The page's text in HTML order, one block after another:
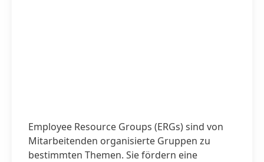
Employee Resource Groups (ERGs) sind von
Mitarbeitenden organisierte Gruppen zu
bestimmten Themen. Sie fördern eine